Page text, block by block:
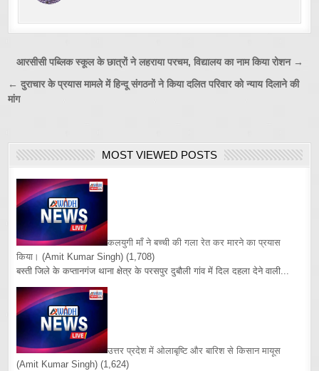
Post
navigation
आरसीसी पब्लिक स्कूल के छात्रों ने लहराया परचम, विद्यालय का नाम किया रोशन →
← दुराचार के प्रयास मामले में हिन्दू संगठनों ने किया दलित परिवार को न्याय दिलाने की
मांग
MOST VIEWED POSTS
कलयुगी माँ ने बच्ची की गला रेत कर मारने का प्रयास
किया। (Amit Kumar Singh) (1,708)
बस्ती जिले के कप्तानगंज थाना क्षेत्र के परसपुर दुबौली गांव में दिल दहला देने वाली...
उत्तर प्रदेश में ओलाबृष्टि और बारिश से किसान मायूस
(Amit Kumar Singh) (1,624)